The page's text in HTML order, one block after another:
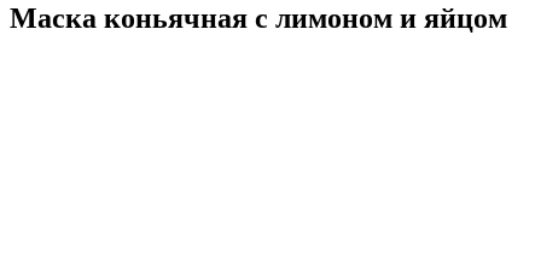
Маска коньячная с лимоном и яйцом